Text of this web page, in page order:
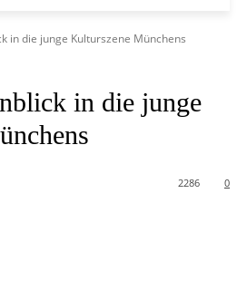
in die junge Kulturszene Münchens
in die junge
0
2286